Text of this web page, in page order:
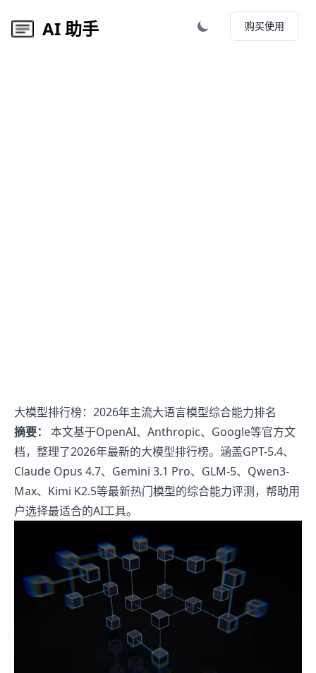
AI 助手 购买使用
大模型排行榜：2026年主流大语言模型综合能力排名
摘要：
本文基于OpenAI、Anthropic、Google等官方文
档，整理了2026年最新的大模型排行榜。涵盖GPT-5.4、
Claude Opus 4.7、Gemini 3.1 Pro、GLM-5、Qwen3-
Max、Kimi K2.5等最新热门模型的综合能力评测，帮助用
户选择最适合的AI工具。